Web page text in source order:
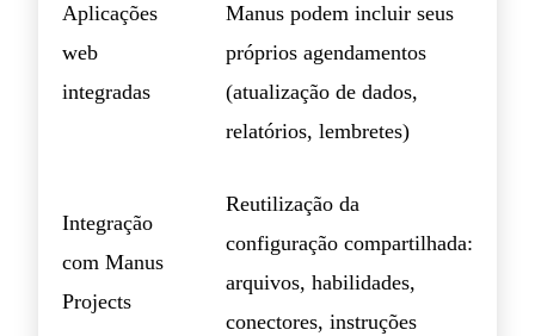
Aplicações
web
integradas
Manus podem incluir seus
próprios agendamentos
(atualização de dados,
relatórios, lembretes)
Integração
com Manus
Projects
Reutilização da
configuração compartilhada:
arquivos, habilidades,
conectores, instruções